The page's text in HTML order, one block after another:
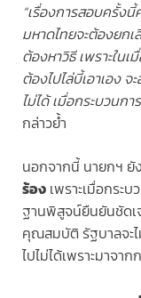
“เรื่องการสอบครั้ง
มหาดไทยจะต้องยก
ต้องหาวิธี เพราะใน
ต้องไปไล่บี้เอาเอง
ไม่ได้ เมื่อกระบวนก
กล่าวย้ำ
นอกจากนี้ นายกฯ ยั
ร้อง เพราะเมื่อกระ
ฐานพิสูจน์ยืนยันชัดเ
คุณสมบัติ รัฐบาลจะไ
ไปไม่ได้เพราะมาจา